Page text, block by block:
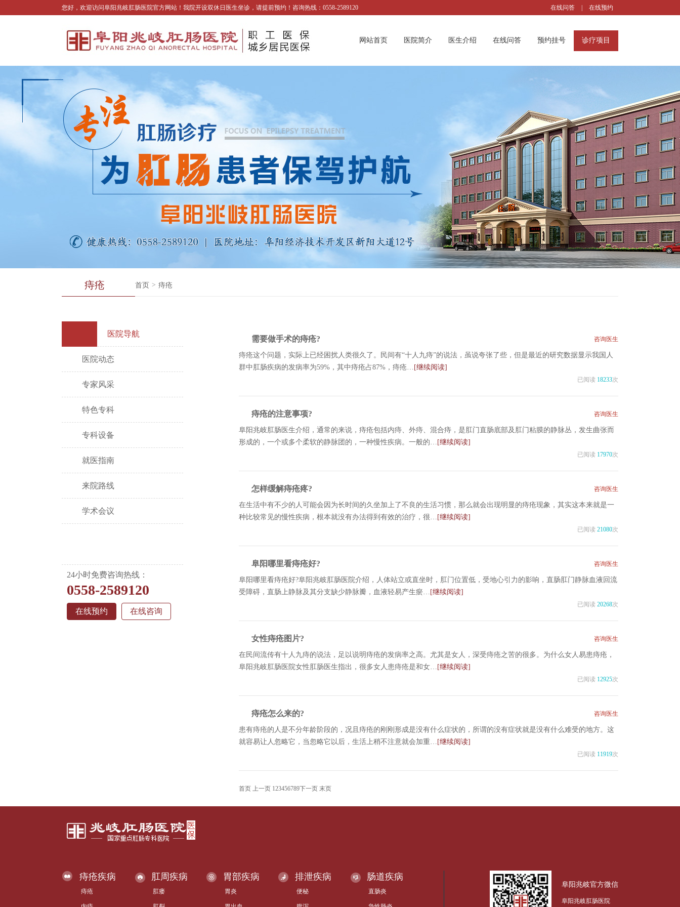
您好，欢迎访问阜阳兆岐肛肠医院官方网站！我院开设双休日医生坐诊，请提前预约！咨询热线：0558-2589120 在线问答 在线预约
网站首页 医院简介 医生介绍 在线问答 预约挂号 诊疗项目
痔疮 首页 > 痔疮
医院导航
医院动态
专家风采
特色专科
专科设备
就医指南
来院路线
学术会议
24小时免费咨询热线：
0558-2589120
在线预约 在线咨询
需要做手术的痔疮? 咨询医生
痔疮这个问题，实际上已经困扰人类很久了。民间有“十人九痔”的说法，虽说夸张了些，但是最近的研究数据显示我国人
群中肛肠疾病的发病率为59%，其中痔疮占87%，痔疮… [继续阅读]
已阅读 18233次
痔疮的注意事项? 咨询医生
阜阳兆岐肛肠医生介绍，通常的来说，痔疮包括内痔、外痔、混合痔，是肛门直肠底部及肛门粘膜的静脉丛，发生曲张而
形成的，一个或多个柔软的静脉团的，一种慢性疾病。一般的… [继续阅读]
已阅读 17970次
怎样缓解痔疮疼? 咨询医生
在生活中有不少的人可能会因为长时间的久坐加上了不良的生活习惯，那么就会出现明显的痔疮现象，其实这本来就是一
种比较常见的慢性疾病，根本就没有办法得到有效的治疗，很… [继续阅读]
已阅读 21080次
阜阳哪里看痔疮好? 咨询医生
阜阳哪里看痔疮好?阜阳兆岐肛肠医院介绍，人体站立或直坐时，肛门位置低，受地心引力的影响，直肠肛门静脉血液回流
受障碍，直肠上静脉及其分支缺少静脉瓣，血液轻易产生瘀… [继续阅读]
已阅读 20268次
女性痔疮图片? 咨询医生
在民间流传有十人九痔的说法，足以说明痔疮的发病率之高。尤其是女人，深受痔疮之苦的很多。为什么女人易患痔疮，
阜阳兆岐肛肠医院女性肛肠医生指出，很多女人患痔疮是和女… [继续阅读]
已阅读 12925次
痔疮怎么来的? 咨询医生
患有痔疮的人是不分年龄阶段的，况且痔疮的刚刚形成是没有什么症状的，所谓的没有症状就是没有什么难受的地方。这
就容易让人忽略它，当忽略它以后，生活上稍不注意就会加重… [继续阅读]
已阅读 11919次
首页 上一页 123456789下一页 末页
痔疮疾病
痔疮
肛周疾病
肛瘘
胃部疾病
胃炎
排泄疾病
便秘
肠道疾病
直肠炎
阜阳兆岐官方微信
阜阳兆岐肛肠医院